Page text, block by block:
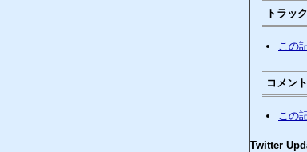
トラッ
この
コメン
この
Twitter